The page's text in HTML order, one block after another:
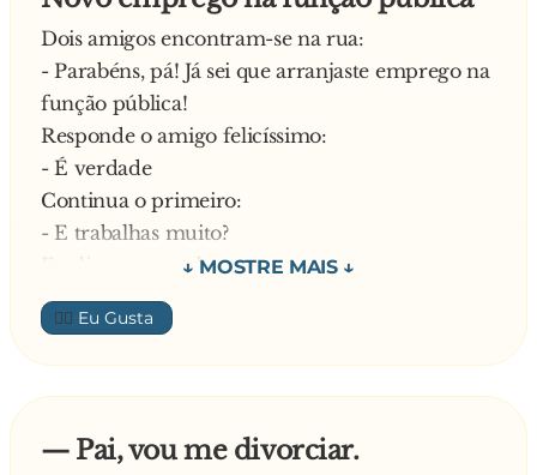
Dois amigos encontram-se na rua:
- Parabéns, pá! Já sei que arranjaste emprego na
função pública!
Responde o amigo felicíssimo:
- É verdade
Continua o primeiro:
- E trabalhas muito?
Explica o segundo:
- Oh homem! Tu nem imaginas o trabalho que
tenhopara fingir que estou a trabalhar!
—
👍🏼
— Pai, vou me divorciar.